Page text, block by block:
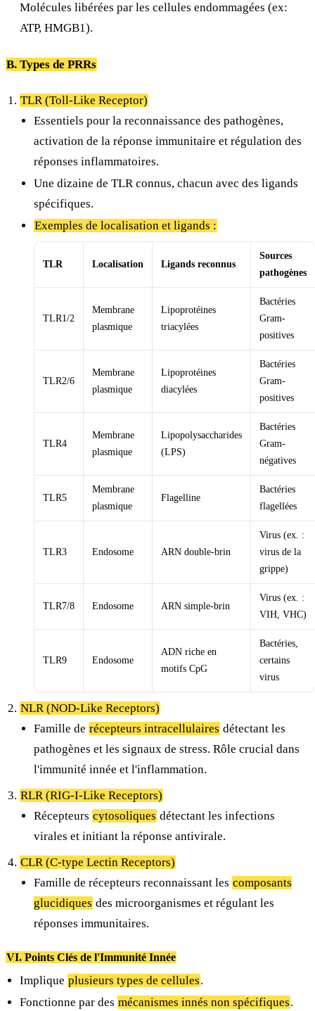
Molécules libérées par les cellules endommagées (ex:
ATP, HMGB1).
B. Types de PRRs
TLR (Toll-Like Receptor)
Essentiels pour la reconnaissance des pathogènes,
activation de la réponse immunitaire et régulation des
réponses inflammatoires.
Une dizaine de TLR connus, chacun avec des ligands
spécifiques.
Exemples de localisation et ligands :
TLR Localisation Ligands reconnus
Sources
pathogènes
TLR1/2
Membrane
plasmique
Lipoprotéines
triacylées
Bactéries
Gram-
positives
TLR2/6
Membrane
plasmique
Lipoprotéines
diacylées
Bactéries
Gram-
positives
TLR4
Membrane
plasmique
Lipopolysaccharides
(LPS)
Bactéries
Gram-
négatives
TLR5
Membrane
plasmique
Flagelline
Bactéries
flagellées
TLR3 Endosome ARN double-brin
Virus (ex. :
virus de la
grippe)
TLR7/8 Endosome ARN simple-brin
Virus (ex. :
VIH, VHC)
TLR9 Endosome
ADN riche en
motifs CpG
Bactéries,
certains
virus
NLR (NOD-Like Receptors)
Famille de récepteurs intracellulaires détectant les
pathogènes et les signaux de stress. Rôle crucial dans
l'immunité innée et l'inflammation.
RLR (RIG-I-Like Receptors)
Récepteurs cytosoliques détectant les infections
virales et initiant la réponse antivirale.
CLR (C-type Lectin Receptors)
Famille de récepteurs reconnaissant les composants
glucidiques des microorganismes et régulant les
réponses immunitaires.
VI. Points Clés de l'Immunité Innée
Implique plusieurs types de cellules.
Fonctionne par des mécanismes innés non spécifiques.